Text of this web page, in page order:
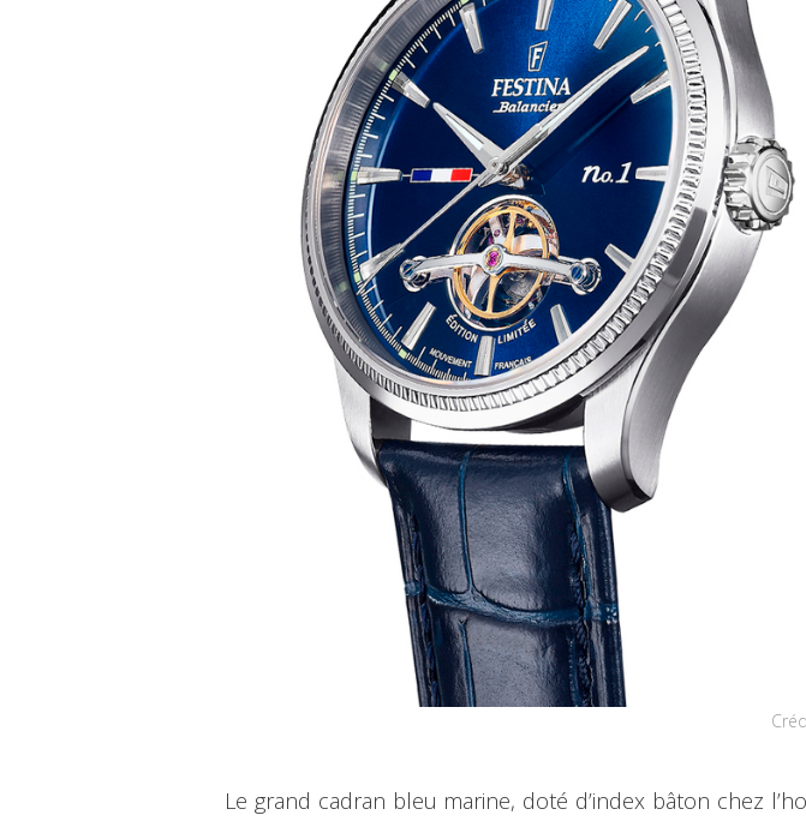
Le grand cadran bleu marine, doté d’index bâton chez